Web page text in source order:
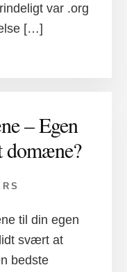
var .org
[…]
– Egen
domæne?
til din egen
svært at
bedste